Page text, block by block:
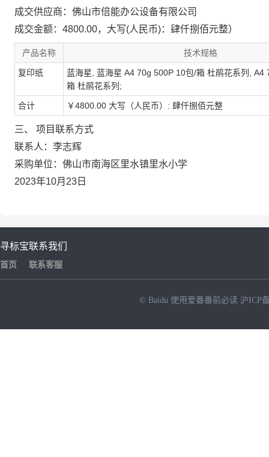
成交供应商：佛山市倍能办公设备有限公司
成交金额：4800.00，大写(人民币)：肆仟捌佰元整）
产品名称 技术规格
复印纸
蓝海星, 蓝海星 A4 70g 500P 10包/箱 杜鹃花系列, A4
箱 杜鹃花系列;
合计 ￥4800.00 大写（人民币）: 肆仟捌佰元整
三、 项目联系方式
联系人：李志辉
采购单位：佛山市南海区里水镇里水小学
2023年10月23日
寻标宝
首页
联系我们
联系客服
© Baidu 使用爱番番前必读 沪ICP